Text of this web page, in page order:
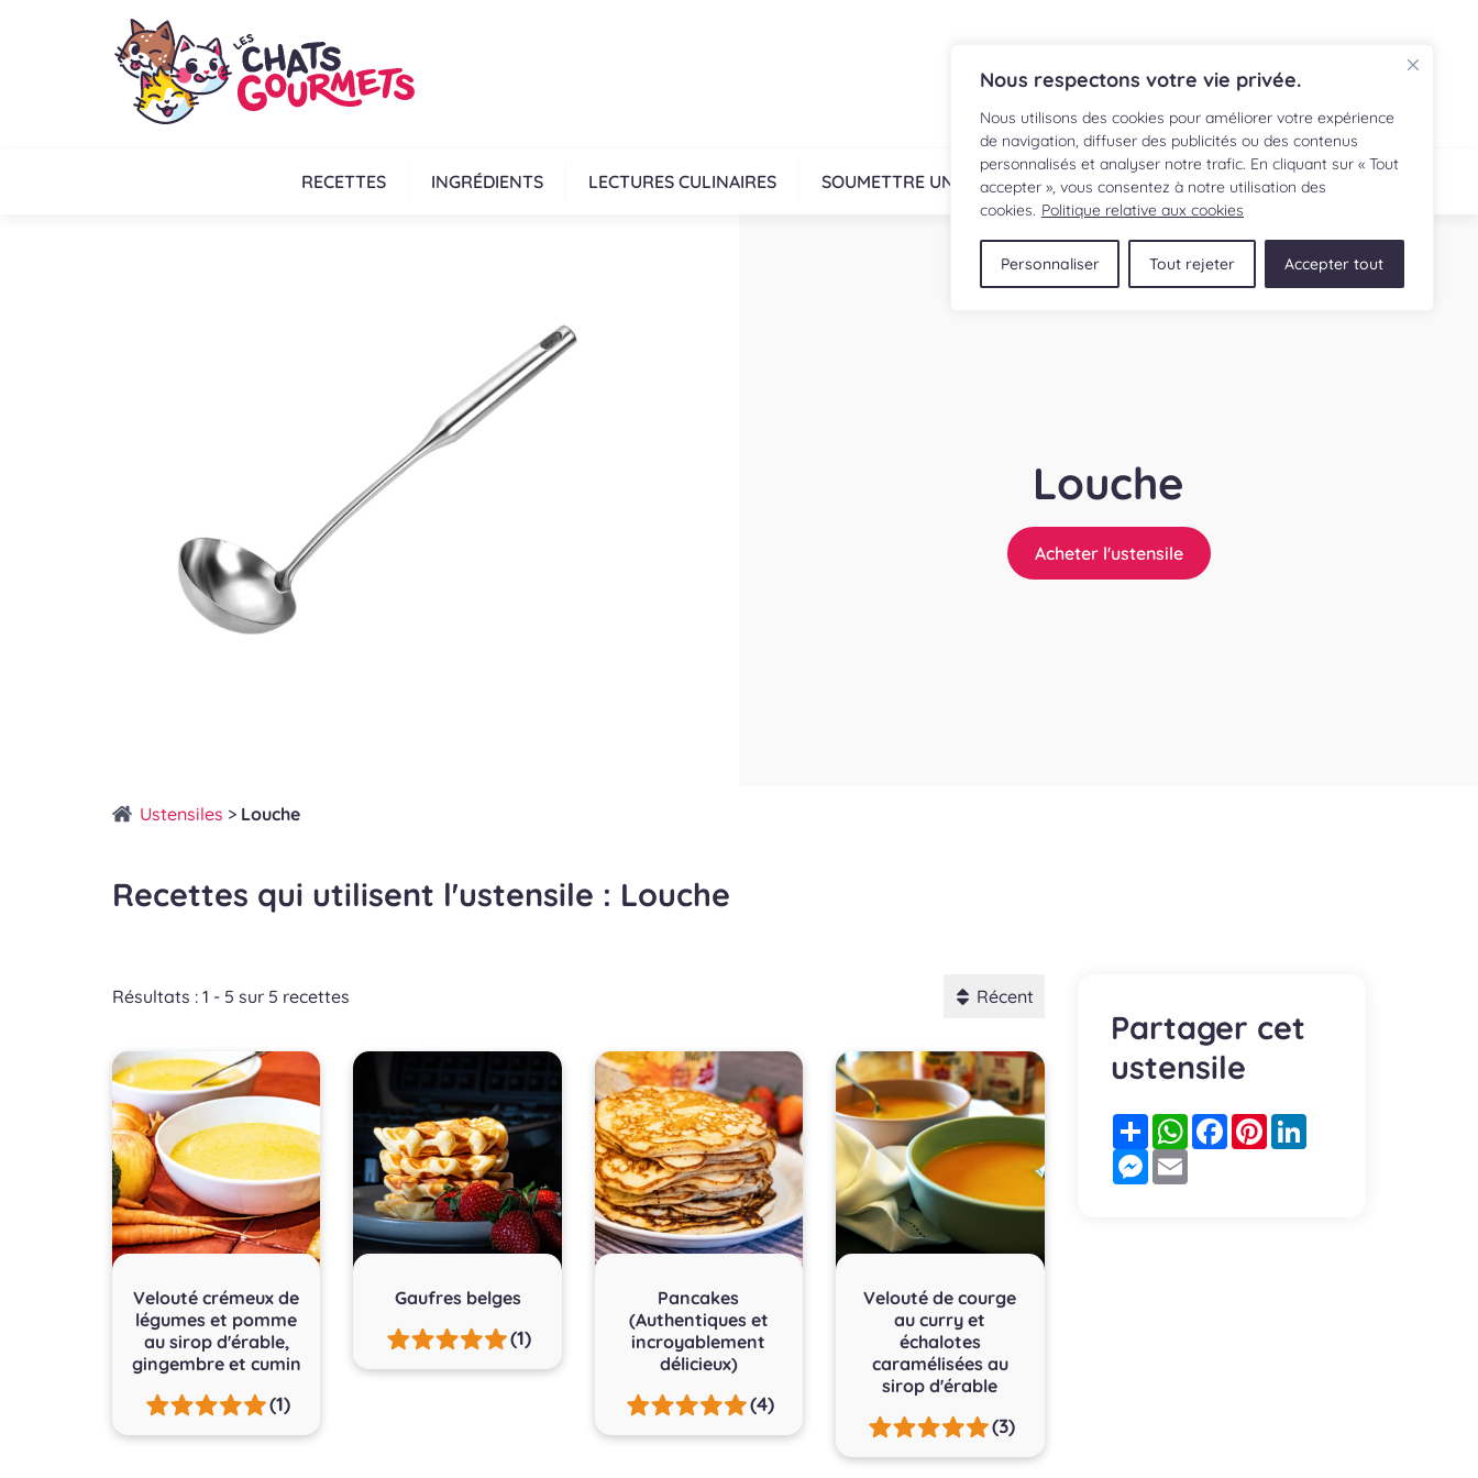
Nous respectons votre vie privée.
Nous utilisons des cookies pour améliorer votre expérience
de navigation, diffuser des publicités ou des contenus
personnalisés et analyser notre trafic. En cliquant sur « Tout
accepter », vous consentez à notre utilisation des
cookies. Politique relative aux cookies
Personnaliser Tout rejeter Accepter tout
RECETTES INGRÉDIENTS LECTURES CULINAIRES SOUMETTRE UNE RECETTE BOUTIQUE
Louche
Acheter l'ustensile
Ustensiles > Louche
Recettes qui utilisent l'ustensile : Louche
Résultats : 1 - 5 sur 5 recettes Récent
Velouté crémeux de
légumes et pomme
au sirop d'érable,
gingembre et cumin
(1)
Gaufres belges
(1)
Pancakes
(Authentiques et
incroyablement
délicieux)
(4)
Velouté de courge
au curry et
échalotes
caramélisées au
sirop d'érable
(3)
Partager cet
ustensile
PartagerWhatsApp
Facebook
PinterestLinkedIn
Messenger
Email